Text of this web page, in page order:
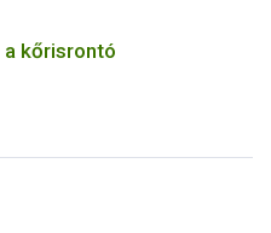
kőrisrontó